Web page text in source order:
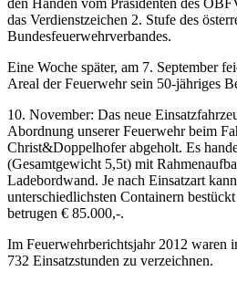
den Händen vom Präsidenten des
das Verdienstzeichen 2. Stufe des
Bundesfeuerwehrverbandes.
Eine Woche später, am 7. September
Areal der Feuerwehr sein 50-jähriges
10. November: Das neue
Abordnung unserer Feuerwehr beim
Christ&Doppelhofer abgeholt. Es
(Gesamtgewicht 5,5t) mit
Ladebordwand. Je nach Einsatzart
unterschiedlichsten Containern
betrugen € 85.000,-.
Im Feuerwehrberichtsjahr 2012 waren
732 Einsatzstunden zu verzeichnen.